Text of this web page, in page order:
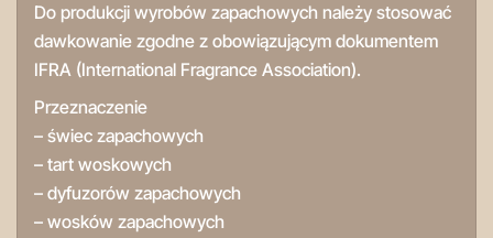
Do produkcji wyrobów zapachowych należy stosować
dawkowanie zgodne z obowiązującym dokumentem
IFRA (International Fragrance Association).
Przeznaczenie
– świec zapachowych
– tart woskowych
– dyfuzorów zapachowych
– wosków zapachowych